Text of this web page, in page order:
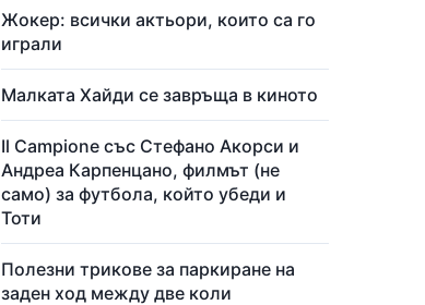
Жокер: всички актьори, които са го
играли
Малката Хайди се завръща в киното
Il Campione със Стефано Акорси и
Андреа Карпенцано, филмът (не
само) за футбола, който убеди и
Тоти
Полезни трикове за паркиране на
заден ход между две коли